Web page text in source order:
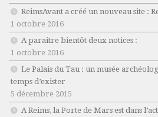
ReimsAvant a créé un nouveau site :
1 octobre 2016
A paraitre bientôt deux notices :
1 octobre 2016
Le Palais du Tau : un musée
temps d’exister
5 décembre 2015
A Reims, la Porte de Mars est dans